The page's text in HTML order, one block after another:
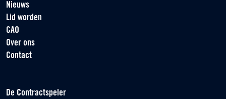
Nieuws
Lid worden
CAO
Over ons
Contact
De Contractspeler